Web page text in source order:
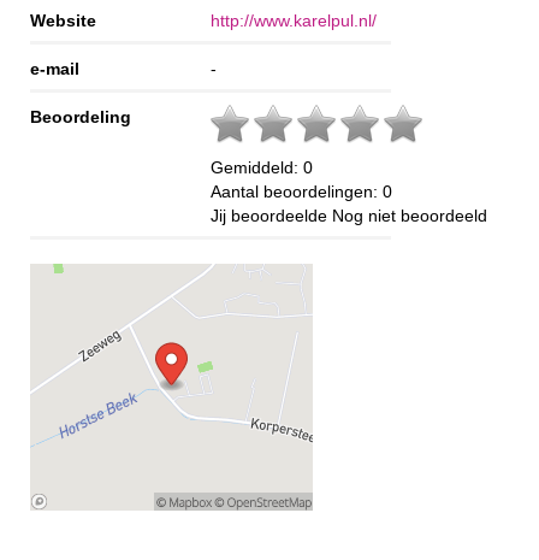
Website http://www.karelpul.nl/
e-mail -
Beoordeling
Gemiddeld: 0
Aantal beoordelingen: 0
Jij beoordeelde Nog niet beoordeeld